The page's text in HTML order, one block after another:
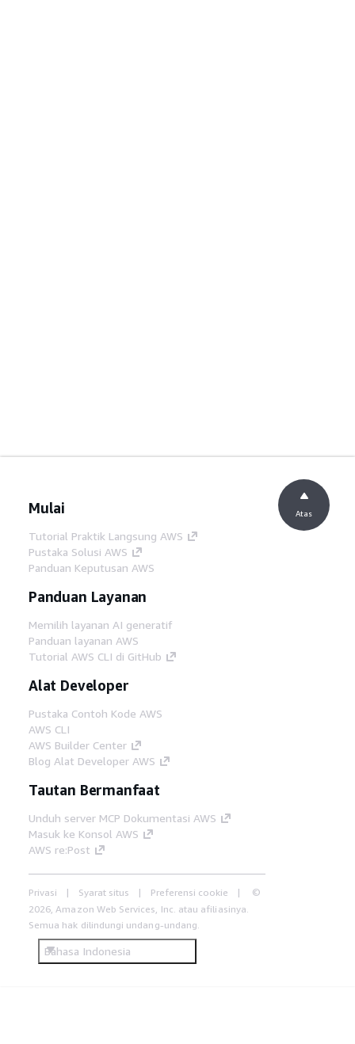
Mulai
Tutorial Praktik Langsung AWS
Pustaka Solusi AWS
Panduan Keputusan AWS
Panduan Layanan
Memilih layanan AI generatif
Panduan layanan AWS
Tutorial AWS CLI di GitHub
Alat Developer
Pustaka Contoh Kode AWS
AWS CLI
AWS Builder Center
Blog Alat Developer AWS
Tautan Bermanfaat
Unduh server MCP Dokumentasi AWS
Masuk ke Konsol AWS
AWS re:Post
Privasi Syarat situs Preferensi cookie
©
2026, Amazon Web Services, Inc. atau afiliasinya.
Semua hak dilindungi undang-undang.
Bahasa Indonesia
Atas